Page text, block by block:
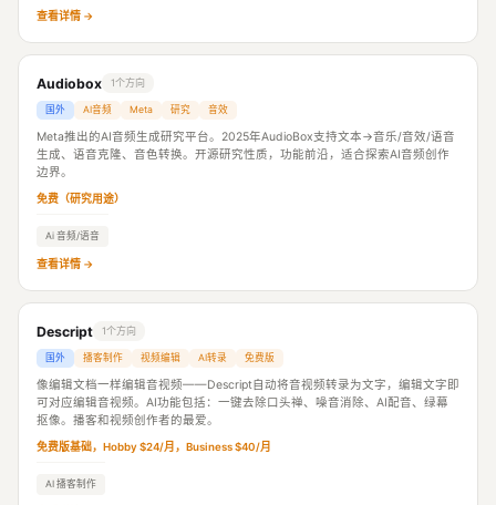
查看详情 →
Audiobox 1个方向
国外 AI音频 Meta 研究 音效
Meta推出的AI音频生成研究平台。2025年AudioBox支持文本→音乐/音效/语音
生成、语音克隆、音色转换。开源研究性质，功能前沿，适合探索AI音频创作
边界。
免费（研究用途）
Ai 音频/语音
查看详情 →
Descript 1个方向
国外 播客制作 视频编辑 AI转录 免费版
像编辑文档一样编辑音视频——Descript自动将音视频转录为文字，编辑文字即
可对应编辑音视频。AI功能包括：一键去除口头禅、噪音消除、AI配音、绿幕
抠像。播客和视频创作者的最爱。
免费版基础，Hobby $24/月，Business $40/月
AI 播客制作